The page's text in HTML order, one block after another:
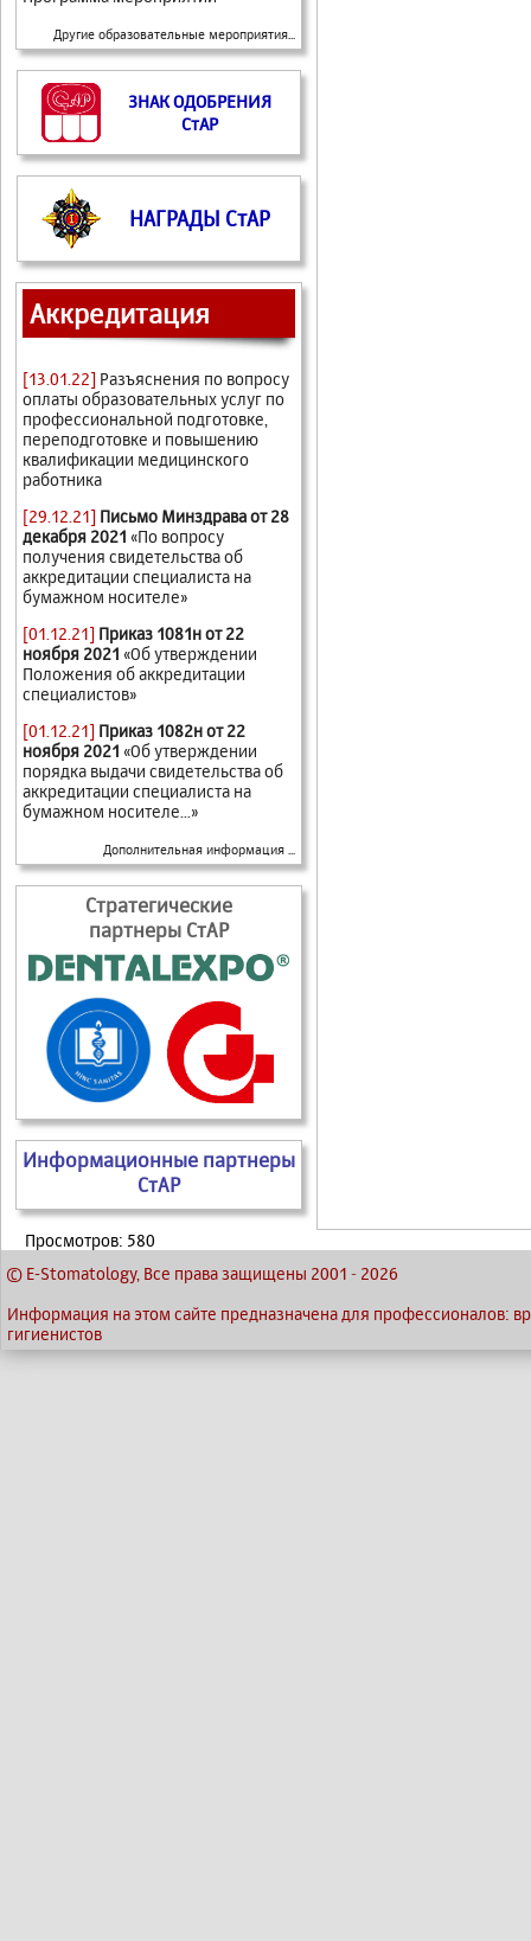
Другие образовательные мероприятия...
ЗНАК ОДОБРЕНИЯ
СтАР
НАГРАДЫ СтАР
Аккредитация
[13.01.22] Разъяснения по вопросу
оплаты образовательных услуг по
профессиональной подготовке,
переподготовке и повышению
квалификации медицинского
работника
[29.12.21] Письмо Минздрава от 28
декабря 2021 «По вопросу
получения свидетельства об
аккредитации специалиста на
бумажном носителе»
[01.12.21] Приказ 1081н от 22
ноября 2021 «Об утверждении
Положения об аккредитации
специалистов»
[01.12.21] Приказ 1082н от 22
ноября 2021 «Об утверждении
порядка выдачи свидетельства об
аккредитации специалиста на
бумажном носителе...»
Дополнительная информация ...
Стратегические
партнеры СтАР
Информационные партнеры
СтАР
Просмотров: 580
© E-Stomatology, Все права защищены 2001 - 2026
Информация на этом сайте предназначена для профессионалов:
гигиенистов